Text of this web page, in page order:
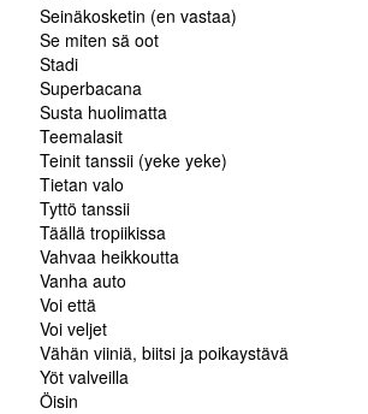
Seinäkosketin (en vastaa)
Se miten sä oot
Stadi
Superbacana
Susta huolimatta
Teemalasit
Teinit tanssii (yeke yeke)
Tietan valo
Tyttö tanssii
Täällä tropiikissa
Vahvaa heikkoutta
Vanha auto
Voi että
Voi veljet
Vähän viiniä, biitsi ja poikaystävä
Yöt valveilla
Öisin